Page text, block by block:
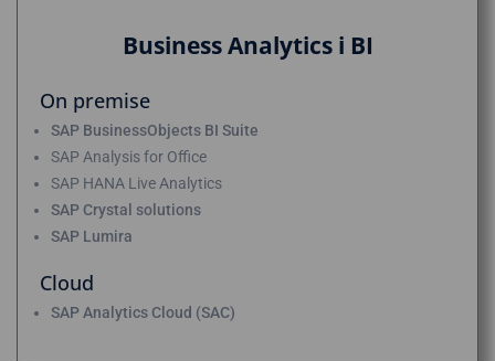
Business Analytics i BI
On premise
SAP BusinessObjects BI Suite
SAP Analysis for Office
SAP HANA Live Analytics
SAP Crystal solutions
SAP Lumira
Cloud
SAP Analytics Cloud (SAC)